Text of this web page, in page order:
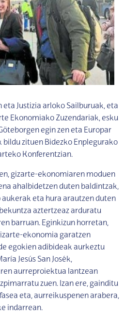
eta Justizia arloko Sailburuak, eta
Ekonomiako Zuzendariak, esku
egin zen eta Europar
zituen Bidezko Enplegurako
Konferentzian.
gizarte-ekonomiaren moduen
ahalbidetzen duten baldintzak,
eta hura arautzen duten
aztertzeaz arduratu
barruan. Eginkizun horretan,
ekonomia garatzen
egokien adibideak aurkeztu
Jesús San Josék,
aurreproiektua lantzean
zuen. Izan ere, gainditu
eta, aurreikuspenen arabera,
indarrean.